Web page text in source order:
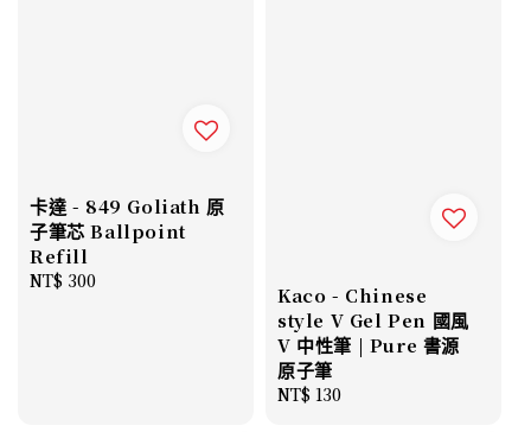
卡達 - 849 Goliath 原
子筆芯 Ballpoint
Refill
Regular
NT$ 300
Kaco - Chinese
style V Gel Pen 國風
V 中性筆 | Pure 書源
原子筆
Regular
NT$ 130